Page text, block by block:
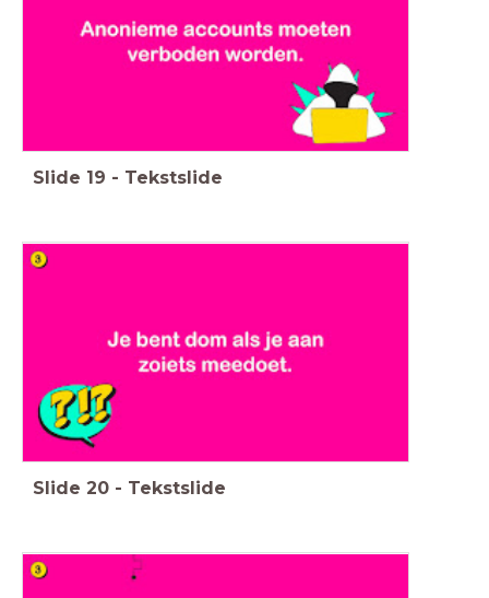
Slide 19 - Tekstslide
Slide 20 - Tekstslide